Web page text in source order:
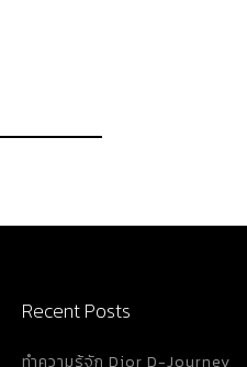
ให้กับคน
ยู่ที่
Recent Posts
ทำความรู้จัก Dior D-Journey